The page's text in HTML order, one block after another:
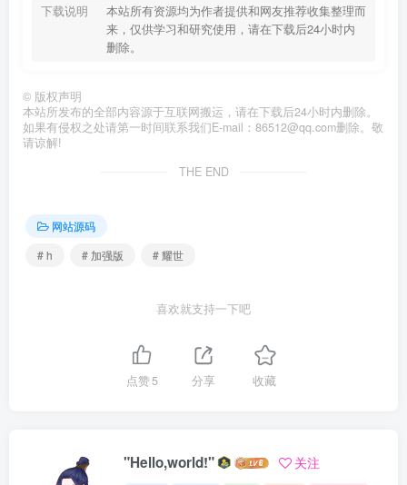
下载说明
本站所有资源均为作者提供和网友推荐收集整理而
来，仅供学习和研究使用，请在下载后24小时内
删除。
© 版权声明
本站所发布的全部内容源于互联网搬运，请在下载后24小时内删除。
如果有侵权之处请第一时间联系我们E-mail：86512@qq.com删除。敬
请谅解!
THE END
网站源码
# h
# 加强版 # 耀世
喜欢就支持一下吧
点赞5 分享 收藏
"Hello,world!" 关注